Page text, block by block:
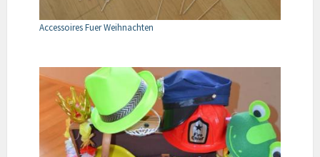
Accessoires Fuer Weihnachten